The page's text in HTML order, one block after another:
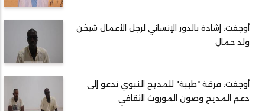
أوجفت: إشادة بالدور الإنساني لرجل الأعمال شيخن
ولد حمال
أوجفت: فرقة "طيبة" للمديح النبوي تدعو إلى
دعم المديح وصون الموروث الثقافي